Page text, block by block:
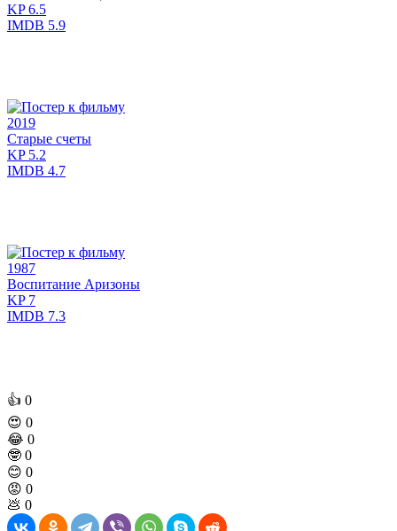
KP6.5
IMDB 5.9
2019
Старые счеты
KP5.2
IMDB 4.7
1987
Воспитание Аризоны
KP7
IMDB 7.3
👍 0
😍 0
😂 0
🤓 0
😊 0
😡 0
💩 0